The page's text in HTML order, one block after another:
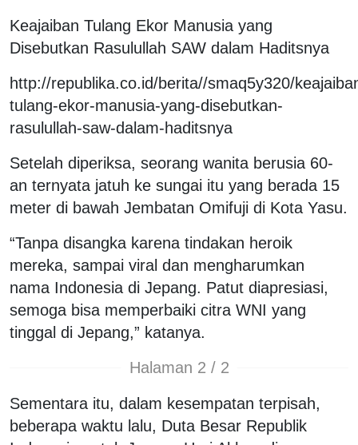
Keajaiban Tulang Ekor Manusia yang
Disebutkan Rasulullah SAW dalam Haditsnya
http://republika.co.id/berita//smaq5y320/
tulang-ekor-manusia-yang-disebutkan-
rasulullah-saw-dalam-haditsnya
Setelah diperiksa, seorang wanita berusia 60-
an ternyata jatuh ke sungai itu yang berada 15
meter di bawah Jembatan Omifuji di Kota Yasu.
“Tanpa disangka karena tindakan heroik
mereka, sampai viral dan mengharumkan
nama Indonesia di Jepang. Patut diapresiasi,
semoga bisa memperbaiki citra WNI yang
tinggal di Jepang,” katanya.
Halaman 2 / 2
Sementara itu, dalam kesempatan terpisah,
beberapa waktu lalu, Duta Besar Republik